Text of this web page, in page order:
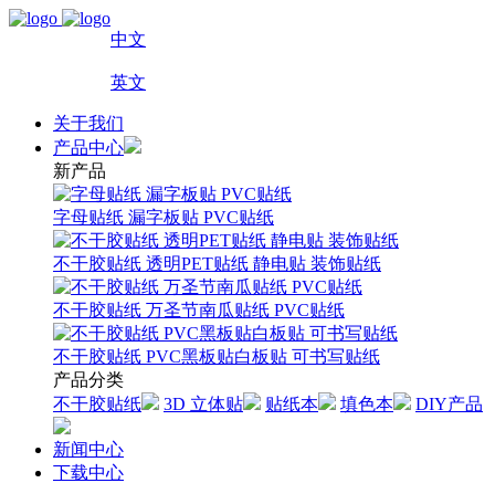
中文
英文
关于我们
产品中心
新产品
字母贴纸 漏字板贴 PVC贴纸
不干胶贴纸 透明PET贴纸 静电贴 装饰贴纸
不干胶贴纸 万圣节南瓜贴纸 PVC贴纸
不干胶贴纸 PVC黑板贴白板贴 可书写贴纸
产品分类
不干胶贴纸
3D 立体贴 贴纸本 填色本 DIY产品
新闻中心
下载中心